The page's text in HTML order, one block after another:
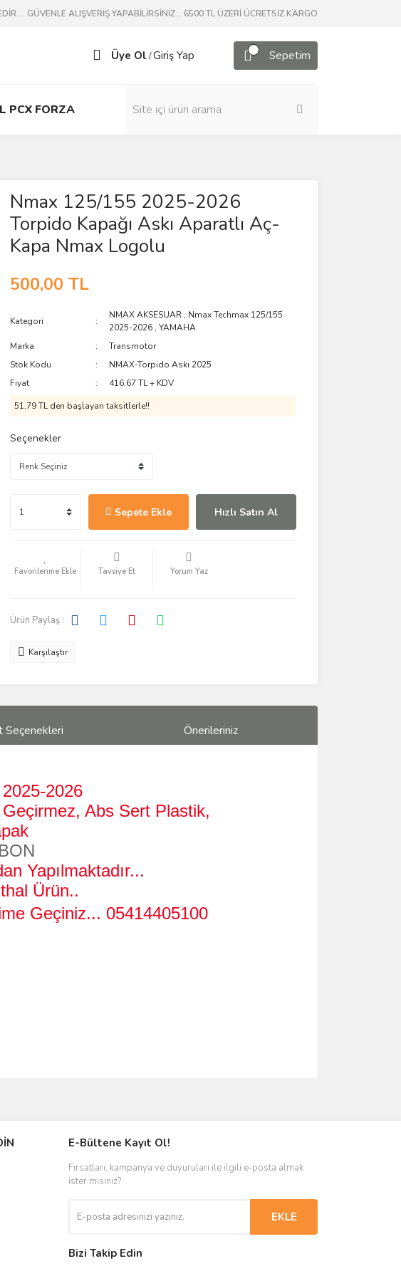
GÜVENLE ALIŞVERİŞ YAPABİLİRSİNİZ... 6500 TL ÜZERİ ÜCRETSİZ KARGO
Üye Ol /Giriş Yap Sepetim
PCX FORZA
Nmax 125/155 2025-2026
Torpido Kapağı Askı Aparatlı Aç-
Kapa Nmax Logolu
500,00 TL
Kategori
NMAX AKSESUAR , Nmax Techmax 125/155
2025-2026 ,YAMAHA
Marka
Transmotor
Stok Kodu
NMAX-Torpido Askı 2025
Fiyat
416,67 TL + KDV
51,79 TL den başlayan taksitlerle!!
Seçenekler
Sepete Ekle Hızlı Satın Al
Tavsiye Et Yorum Yaz
Ürün Paylaş :
Karşılaştır
Seçenekleri Önerileriniz
2026
Abs Sert Plastik,
Yapılmaktadır...
Ürün..
Geçiniz... 05414405100
E-Bültene Kayıt Ol!
Fırsatları, kampanya ve duyuruları ile ilgili e-posta almak
ister misiniz?
EKLE
Bizi Takip Edin